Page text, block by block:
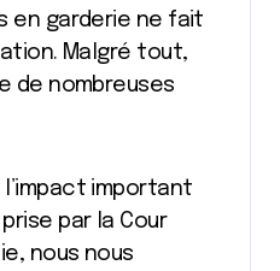
en garderie ne fait
Malgré tout,
de nombreuses
par la Cour
nous nous